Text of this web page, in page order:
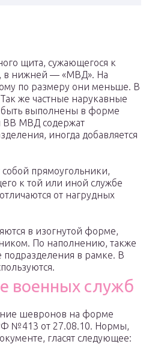
щита, сужающегося к
в нижней — «МВД». На
по размеру они меньше. В
же частные нарукавные
быть выполнены в форме
ВВ МВД содержат
иногда добавляется
прямоугольники,
к той или иной службе
от нагрудных
в изогнутой форме,
По наполнению, также
в рамке. В
военных служб
шевронов на форме
№413 от 27.08.10. Нормы,
гласят следующее: